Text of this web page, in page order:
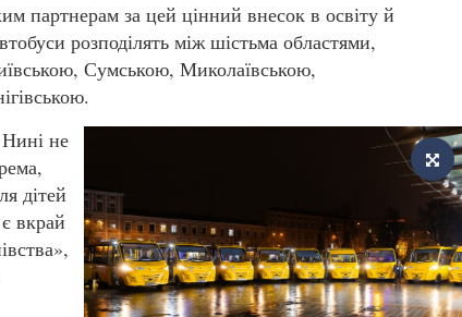
партнерам за цей цінний внесок в освіту й
розподілять між шістьма областями,
Сумською, Миколаївською,
Нині не
дітей
вкрай